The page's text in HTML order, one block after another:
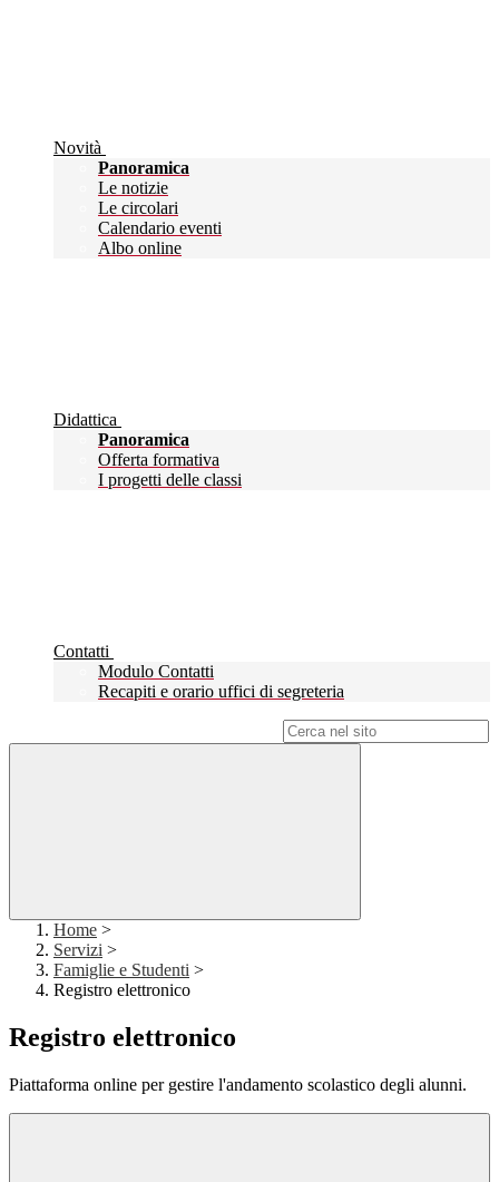
Novità
Panoramica
Le notizie
Le circolari
Calendario eventi
Albo online
Didattica
Panoramica
Offerta formativa
I progetti delle classi
Contatti
Modulo Contatti
Recapiti e orario uffici di segreteria
Home >
Servizi >
Famiglie e Studenti >
Registro elettronico
Registro elettronico
Piattaforma online per gestire l'andamento scolastico degli alunni.